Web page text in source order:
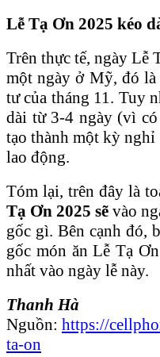
Lễ Tạ Ơn 2025 kéo
Trên thực tế, ngày Lễ
một ngày ở Mỹ, đó
tư của tháng 11. Tuy
dài từ 3-4 ngày (vì
tạo thành một kỳ
lao động.
Tóm lại, trên đây là
Tạ Ơn 2025 sẽ vào
gốc gì. Bên cạnh đó,
gốc món ăn Lễ Tạ
nhất vào ngày lễ này.
Thanh Hà
Nguồn: https://
ta-on